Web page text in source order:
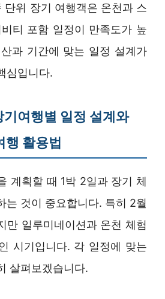
단위 장기 여행객은 온천과 스
티 포함 일정이 만족도가 높
과 기간에 맞는 일정 설계가
심입니다.
여행별 일정 설계와
행 활용법
계획할 때 1박 2일과 장기 체
는 것이 중요합니다. 특히 2월
만 일루미네이션과 온천 체험
시기입니다. 각 일정에 맞는
살펴보겠습니다.